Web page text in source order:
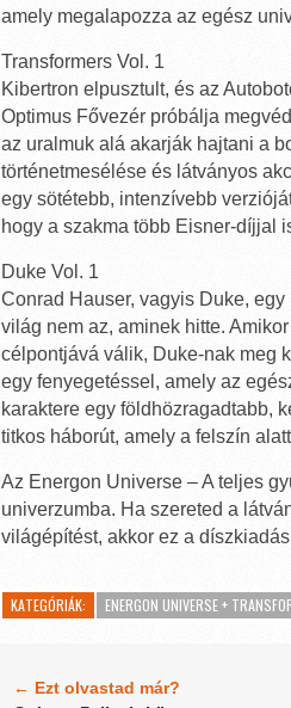
amely megalapozza az egész
Transformers Vol. 1
Kibertron elpusztult, és az
Optimus Fővezér próbálja
az uralmuk alá akarják hajtani a
történetmesélése és látványos
egy sötétebb, intenzívebb
hogy a szakma több Eisner-díjjal
Duke Vol. 1
Conrad Hauser, vagyis Duke,
világ nem az, aminek hitte.
célpontjává válik, Duke-nak meg
egy fenyegetéssel, amely az
karaktere egy földhözragadtabb,
titkos háborút, amely a felszín
Az Energon Universe – A teljes
univerzumba. Ha szereted a
világépítést, akkor ez a
KATEGÓRIÁK: ENERGON UNIVERSE +
← Ezt olvastad már?